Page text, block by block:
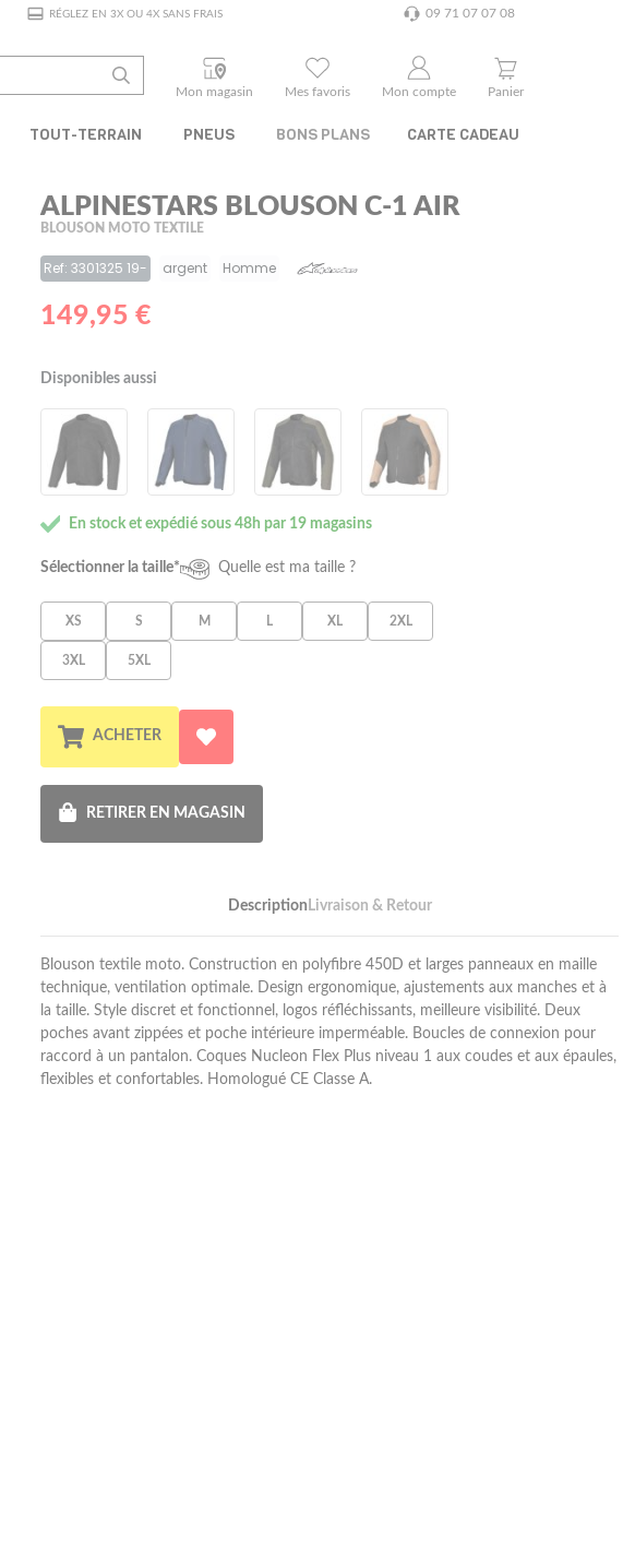
RÉGLEZ EN 3X OU 4X SANS FRAIS 09 71 07 07 08
Mon magasin
Mes favoris Mon compte Panier
TOUT-TERRAIN PNEUS BONS PLANS CARTE CADEAU
ALPINESTARS BLOUSON C-1 AIR
BLOUSON MOTO TEXTILE
Ref: 3301325 19- argent Homme
149,95 €
Disponibles aussi
En stock et expédié sous 48h par 19 magasins
Sélectionner la taille* Quelle est ma taille ?
XS S M L XL 2XL
3XL 5XL
ACHETER
RETIRER EN MAGASIN
Description Livraison & Retour
Blouson textile moto. Construction en polyfibre 450D et larges panneaux en maille
technique, ventilation optimale. Design ergonomique, ajustements aux manches et à
la taille. Style discret et fonctionnel, logos réfléchissants, meilleure visibilité. Deux
poches avant zippées et poche intérieure imperméable. Boucles de connexion pour
raccord à un pantalon. Coques Nucleon Flex Plus niveau 1 aux coudes et aux épaules,
flexibles et confortables. Homologué CE Classe A.